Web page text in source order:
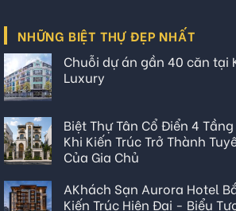
NHỮNG BIỆT THỰ ĐẸP NHẤT
Chuỗi dự án gần 40 căn tại
Luxury
Biệt Thự Tân Cổ Điển 4
Khi Kiến Trúc Trở Thành
Của Gia Chủ
AKhách Sạn Aurora Hotel
Kiến Trúc Hiện Đại - Biểu